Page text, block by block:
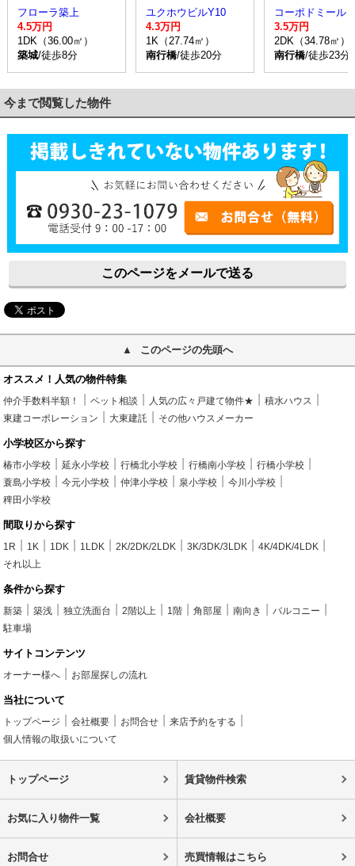
フローラ築上
4.5万円
1DK（36.00㎡）
築城/徒歩8分
ユクホウビルY10
4.3万円
1K（27.74㎡）
南行橋/徒歩20分
コーポドミール
3.5万円
2DK（34.78㎡）
南行橋/徒歩23分
今まで閲覧した物件
このページをメールで送る
このページの先頭へ
オススメ！人気の物件特集
仲介手数料半額！ ペット相談 人気の広々戸建て物件★
積水ハウス
東建コーポレーション
大東建託 その他ハウスメーカー
小学校区から探す
椿市小学校 延永小学校 行橋北小学校 行橋南小学校
行橋小学校
蓑島小学校
今元小学校 仲津小学校 泉小学校
今川小学校
稗田小学校
間取りから探す
1R 1K 1DK 1LDK 2K/2DK/2LDK 3K/3DK/3LDK
4K/4DK/4LDK
それ以上
条件から探す
新築 築浅 独立洗面台 2階以上 1階 角部屋 南向き
バルコニー
駐車場
サイトコンテンツ
オーナー様へ お部屋探しの流れ
当社について
トップページ 会社概要 お問合せ
来店予約をする
個人情報の取扱いについて
トップページ 賃貸物件検索
お気に入り物件一覧 会社概要
お問合せ 売買情報はこちら